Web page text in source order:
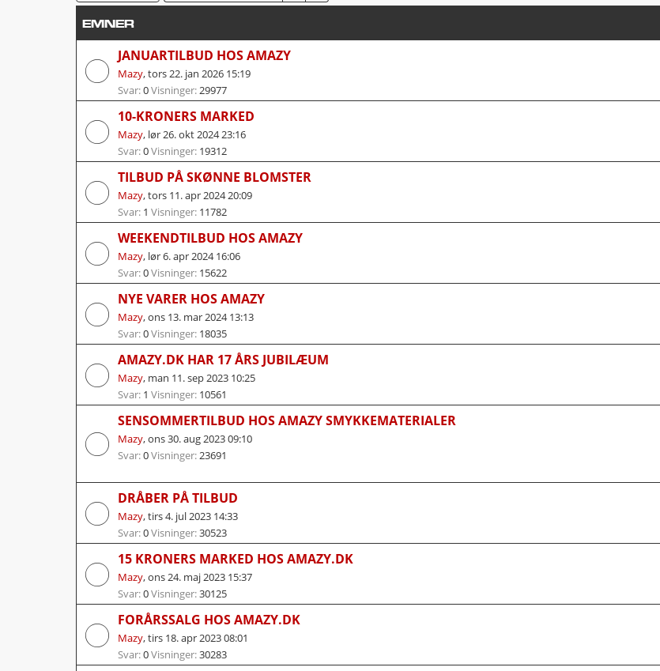
EMNER
JANUARTILBUD HOS AMAZY
Mazy,tors 22. jan 2026 15:19
Svar:0Visninger:29977
10-KRONERS MARKED
Mazy, lør 26. okt 2024 23:16
Svar:0Visninger: 19312
TILBUD PÅ SKØNNE BLOMSTER
Mazy,tors 11. apr 2024 20:09
Svar: 1 Visninger: 11782
WEEKENDTILBUD HOS AMAZY
Mazy, lør 6. apr 2024 16:06
Svar:0Visninger: 15622
NYE VARER HOS AMAZY
Mazy,ons 13. mar 2024 13:13
Svar:0Visninger: 18035
AMAZY.DK HAR 17 ÅRS JUBILÆUM
Mazy, man 11. sep 2023 10:25
Svar: 1 Visninger: 10561
SENSOMMERTILBUD HOS AMAZY SMYKKEMATERIALER
Mazy,ons 30. aug 2023 09:10
Svar:0Visninger:23691
DRÅBER PÅ TILBUD
Mazy,tirs 4. jul 2023 14:33
Svar:0Visninger:30523
15 KRONERS MARKED HOS AMAZY.DK
Mazy,ons 24. maj 2023 15:37
Svar:0Visninger:30125
FORÅRSSALG HOS AMAZY.DK
Mazy,tirs 18. apr 2023 08:01
Svar:0Visninger:30283